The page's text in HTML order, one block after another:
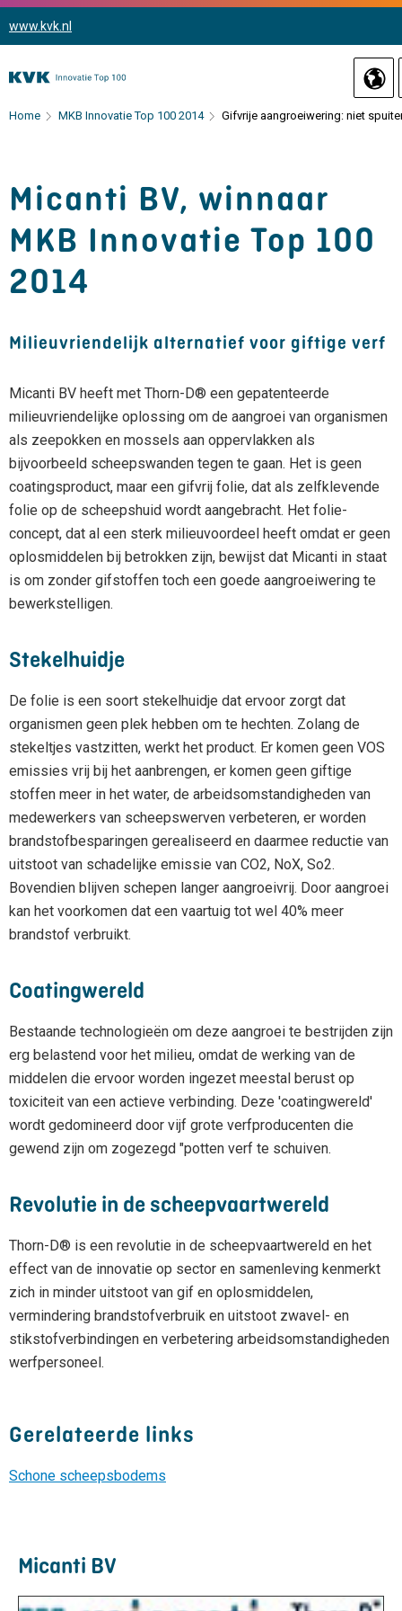
www.kvk.nl
Home MKB Innovatie Top 100 2014 Gifvrije aangroeiwering: niet
Micanti BV, winnaar
MKB Innovatie Top 100
2014
Milieuvriendelijk alternatief voor giftige verf
Micanti BV heeft met Thorn-D® een gepatenteerde
milieuvriendelijke oplossing om de aangroei van organismen
als zeepokken en mossels aan oppervlakken als
bijvoorbeeld scheepswanden tegen te gaan. Het is geen
coatingsproduct, maar een gifvrij folie, dat als zelfklevende
folie op de scheepshuid wordt aangebracht. Het folie-
concept, dat al een sterk milieuvoordeel heeft omdat er geen
oplosmiddelen bij betrokken zijn, bewijst dat Micanti in staat
is om zonder gifstoffen toch een goede aangroeiwering te
bewerkstelligen.
Stekelhuidje
De folie is een soort stekelhuidje dat ervoor zorgt dat
organismen geen plek hebben om te hechten. Zolang de
stekeltjes vastzitten, werkt het product. Er komen geen VOS
emissies vrij bij het aanbrengen, er komen geen giftige
stoffen meer in het water, de arbeidsomstandigheden van
medewerkers van scheepswerven verbeteren, er worden
brandstofbesparingen gerealiseerd en daarmee reductie van
uitstoot van schadelijke emissie van CO2, NoX, So2.
Bovendien blijven schepen langer aangroeivrij. Door aangroei
kan het voorkomen dat een vaartuig tot wel 40% meer
brandstof verbruikt.
Coatingwereld
Bestaande technologieën om deze aangroei te bestrijden zijn
erg belastend voor het milieu, omdat de werking van de
middelen die ervoor worden ingezet meestal berust op
toxiciteit van een actieve verbinding. Deze 'coatingwereld'
wordt gedomineerd door vijf grote verfproducenten die
gewend zijn om zogezegd "potten verf te schuiven.
Revolutie in de scheepvaartwereld
Thorn-D® is een revolutie in de scheepvaartwereld en het
effect van de innovatie op sector en samenleving kenmerkt
zich in minder uitstoot van gif en oplosmiddelen,
vermindering brandstofverbruik en uitstoot zwavel- en
stikstofverbindingen en verbetering arbeidsomstandigheden
werfpersoneel.
Gerelateerde links
Schone scheepsbodems
Micanti BV